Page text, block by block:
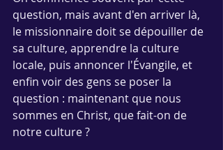
question, mais avant d'en arriver là,
le missionnaire doit se dépouiller de
sa culture, apprendre la culture
locale, puis annoncer l'Évangile, et
enfin voir des gens se poser la
question : maintenant que nous
sommes en Christ, que fait-on de
notre culture ?